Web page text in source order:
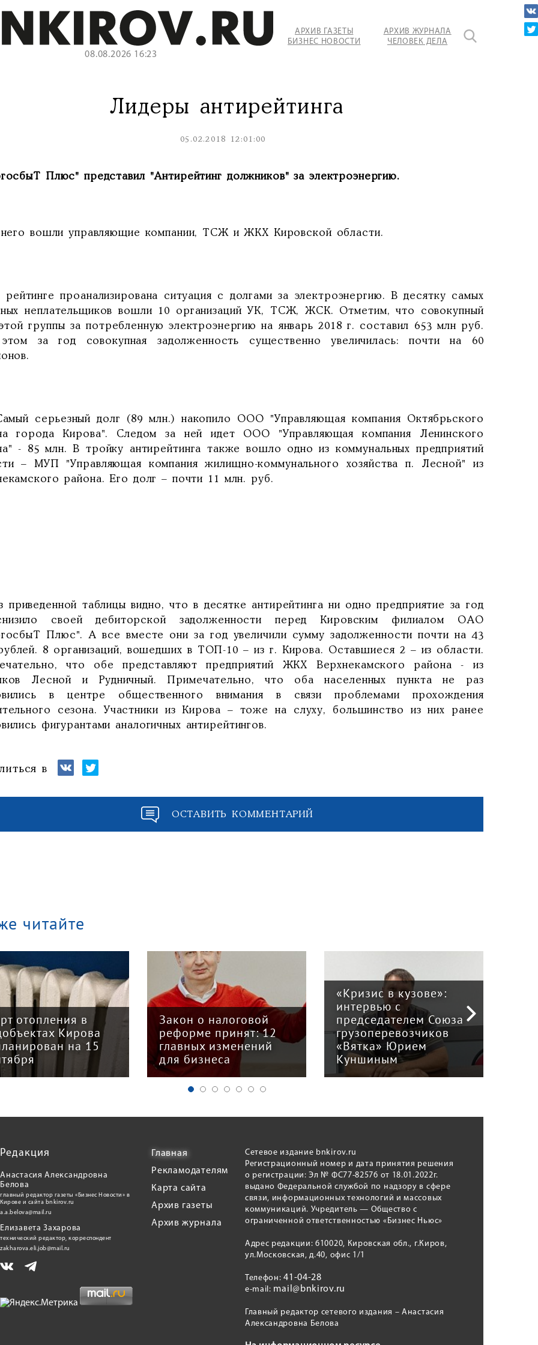
08.08.2026 16:23
АРХИВ ГАЗЕТЫ
БИЗНЕС НОВОСТИ
АРХИВ ЖУРНАЛА
ЧЕЛОВЕК ДЕЛА
Лидеры антирейтинга
05.02.2018 12:01:00
Плюс" представил "Антирейтинг должников" за электроэнергию.
вошли управляющие компании, ТСЖ и ЖКХ Кировской области.
проанализирована ситуация с долгами за электроэнергию. В десятку самых
неплательщиков вошли 10 организаций УК, ТСЖ, ЖСК. Отметим, что совокупный
группы за потребленную электроэнергию на январь 2018 г. составил 653 млн руб.
за год совокупная задолженность существенно увеличилась: почти на 60
серьезный долг (89 млн.) накопило ООО "Управляющая компания Октябрьского
города Кирова". Следом за ней идет ООО "Управляющая компания Ленинского
- 85 млн. В тройку антирейтинга также вошло одно из коммунальных предприятий
– МУП "Управляющая компания жилищно-коммунального хозяйства п. Лесной" из
района. Его долг – почти 11 млн. руб.
таблицы видно, что в десятке антирейтинга ни одно предприятие за год
своей дебиторской задолженности перед Кировским филиалом ОАО
Плюс". А все вместе они за год увеличили сумму задолженности почти на 43
8 организаций, вошедших в ТОП-10 – из г. Кирова. Оставшиеся 2 – из области.
что обе представляют предприятий ЖКХ Верхнекамского района - из
Лесной и Рудничный. Примечательно, что оба населенных пункта не раз
в центре общественного внимания в связи проблемами прохождения
сезона. Участники из Кирова – тоже на слуху, большинство из них ранее
фигурантами аналогичных антирейтингов.
в
ОСТАВИТЬ КОММЕНТАРИЙ
читайте
отопления в
Кирова
на 15
Закон о налоговой
реформе принят: 12
главных изменений
для бизнеса
«Кризис в кузове»:
интервью с
председателем Союза
грузоперевозчиков
«Вятка» Юрием
Куншиным
Редакция
Анастасия Александровна
Белова
главный редактор газеты «Бизнес Новости» в
Кирове и сайта bnkirov.ru
a.a.belova@mail.ru
Елизавета Захарова
технический редактор, корреспондент
zakharova.eli.job@mail.ru
Главная
Рекламодателям
Карта сайта
Архив газеты
Архив журнала
Сетевое издание bnkirov.ru
Регистрационный номер и дата принятия решения
о регистрации: Эл № ФС77-82576 от 18.01.2022г.
выдано Федеральной службой по надзору в сфере
связи, информационных технологий и массовых
коммуникаций. Учредитель — Общество с
ограниченной ответственностью «Бизнес Ньюс»
Адрес редакции: 610020, Кировская обл., г.Киров,
ул.Московская, д.40, офис 1/1
Телефон:41-04-28
e-mail: mail@bnkirov.ru
Главный редактор сетевого издания – Анастасия
Александровна Белова